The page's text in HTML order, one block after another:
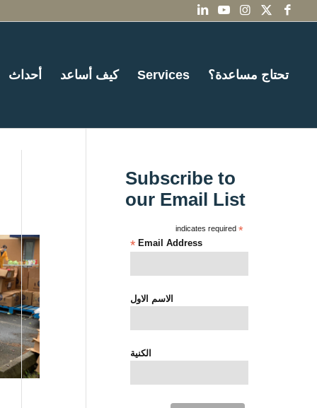
تحتاج مساعدة؟ Services كيف أساعد أحداث
Subscribe to
our Email List
*
indicates required
Email Address
*
الاسم الاول
الكنية